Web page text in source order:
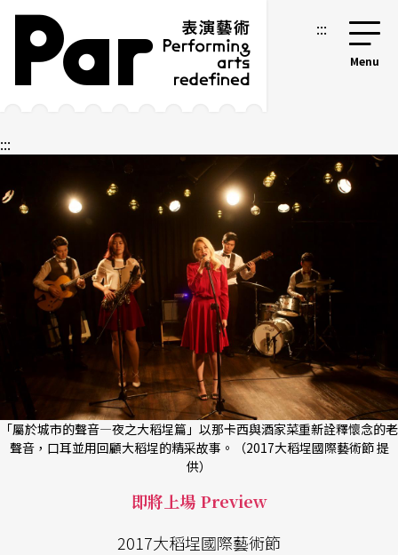
跳到主要內容區塊
網站導覽 :::
:::
「屬於城市的聲音—夜之大稻埕篇」以那卡西與酒家菜重新詮釋懷念的老
聲音，口耳並用回顧大稻埕的精采故事。（2017大稻埕國際藝術節 提
供）
即將上場 Preview
2017大稻埕國際藝術節